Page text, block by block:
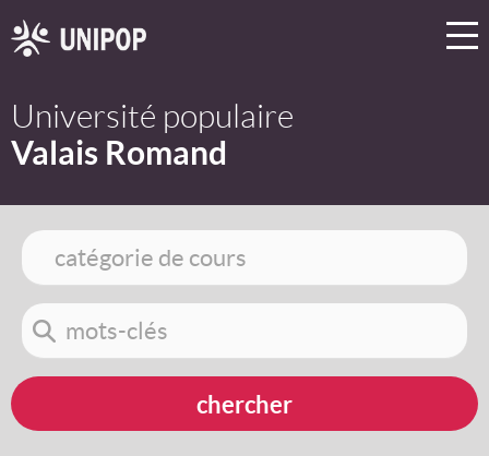
Université populaire
Valais Romand